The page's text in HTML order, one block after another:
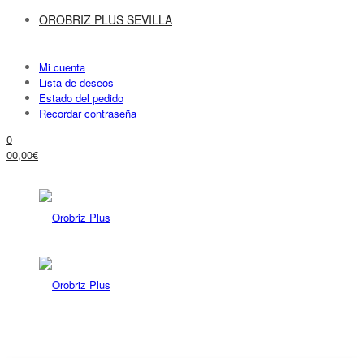
OROBRIZ PLUS SEVILLA
Mi cuenta
Lista de deseos
Estado del pedido
Recordar contraseña
0
00,00€